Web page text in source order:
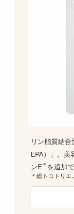
リン脂質結合
EPA）」。美
ンE ＊ を追加
＊総トコトリ